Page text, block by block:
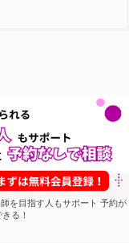
を目指す人もサポート 予約が
る！